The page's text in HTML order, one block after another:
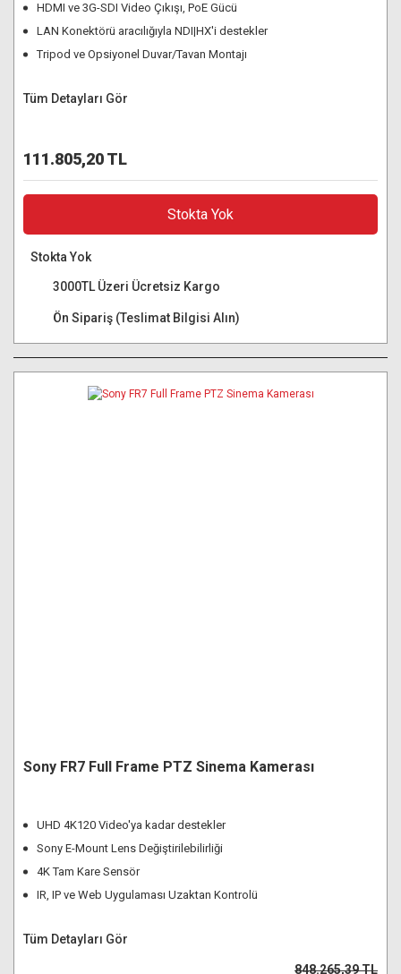
HDMI ve 3G-SDI Video Çıkışı, PoE Gücü
LAN Konektörü aracılığıyla NDI|HX'i destekler
Tripod ve Opsiyonel Duvar/Tavan Montajı
Tüm Detayları Gör
111.805,20 TL
Stokta Yok
Stokta Yok
3000TL Üzeri Ücretsiz Kargo
Ön Sipariş (Teslimat Bilgisi Alın)
Sony FR7 Full Frame PTZ Sinema Kamerası
UHD 4K120 Video'ya kadar destekler
Sony E-Mount Lens Değiştirilebilirliği
4K Tam Kare Sensör
IR, IP ve Web Uygulaması Uzaktan Kontrolü
Tüm Detayları Gör
848.265,39 TL